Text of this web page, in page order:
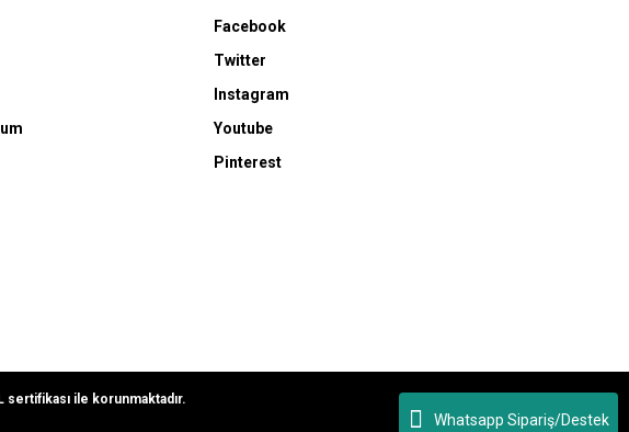
Whatsapp Sipariş/Destek
Facebook
Twitter
Instagram
Youtube
Pinterest
sertifikası ile korunmaktadır.